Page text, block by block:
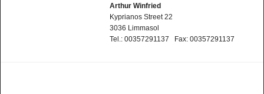
Arthur Winfried
Kyprianos Street 22
3036 Limmasol
Tel.: 00357291137 Fax: 00357291137